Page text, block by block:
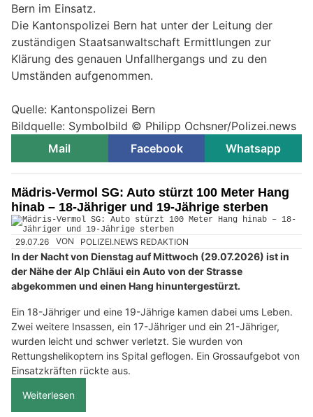
Bern im Einsatz.
Die Kantonspolizei Bern hat unter der Leitung der
zuständigen Staatsanwaltschaft Ermittlungen zur
Klärung des genauen Unfallhergangs und zu den
Umständen aufgenommen.
Quelle: Kantonspolizei Bern
Bildquelle: Symbolbild © Philipp Ochsner/Polizei.news
Mail
Facebook Whatsapp
Mädris-Vermol SG: Auto stürzt 100 Meter Hang
hinab – 18-Jähriger und 19-Jährige sterben
29.07.26 VON POLIZEI.NEWS REDAKTION
In der Nacht von Dienstag auf Mittwoch (29.07.2026) ist in
der Nähe der Alp Chläui ein Auto von der Strasse
abgekommen und einen Hang hinuntergestürzt.
Ein 18-Jähriger und eine 19-Jährige kamen dabei ums Leben.
Zwei weitere Insassen, ein 17-Jähriger und ein 21-Jähriger,
wurden leicht und schwer verletzt. Sie wurden von
Rettungshelikoptern ins Spital geflogen. Ein Grossaufgebot von
Einsatzkräften rückte aus.
Weiterlesen